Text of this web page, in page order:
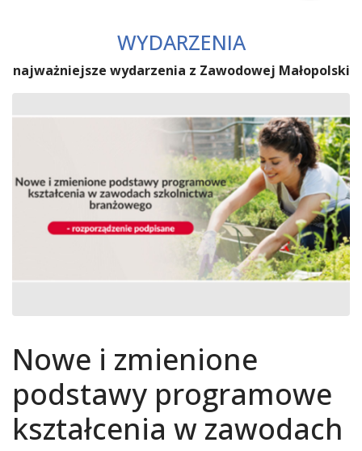
WYDARZENIA
najważniejsze wydarzenia z Zawodowej Małopolski
Nowe i zmienione
podstawy programowe
kształcenia w zawodach